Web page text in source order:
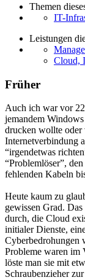
Themen
IT-
Leistungen
Cloud,
Früher
Auch ich war vor 22
jemandem
drucken wollte oder
Internetverbindung
“irgendetwas
“Problemlöser”,
fehlenden Kabeln
Heute kaum zu
gewissen Grad.
durch, die Cloud
initialer Dienste,
Cyberbedrohungen
Probleme waren im
löste man sie mit
Schraubenzieher